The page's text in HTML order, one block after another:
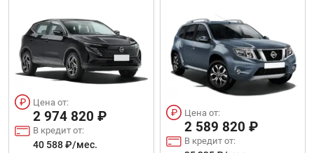
Цена от:
2 974 820 ₽
В кредит от:
40 588 ₽/мес.
Цена от:
2 589 820 ₽
В кредит от: